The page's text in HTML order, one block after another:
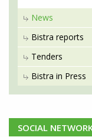
News
Bistra reports
Tenders
Bistra in Press
SOCIAL